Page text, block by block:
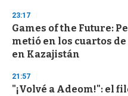
23:17
Games of the Future:
metió en los cuartos
en Kazajistán
21:57
"¡Volvé a Adeom!": el